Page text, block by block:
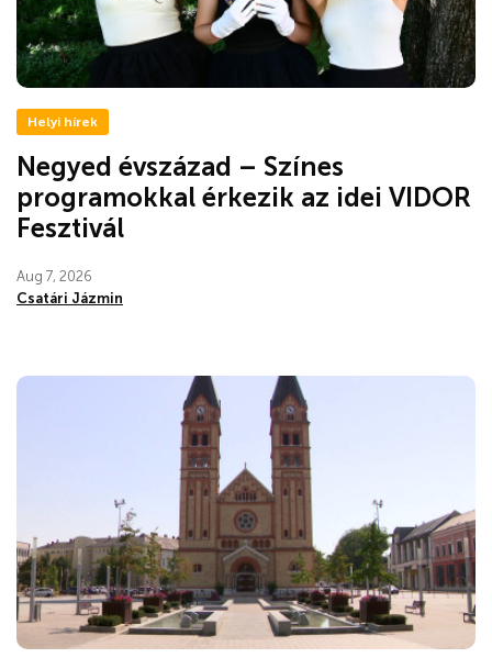
Helyi hírek
Negyed évszázad – Színes
programokkal érkezik az idei VIDOR
Fesztivál
Aug 7, 2026
Csatári Jázmin